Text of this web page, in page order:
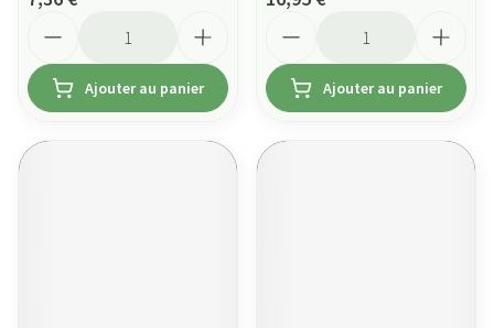
Ajouter au panier Ajouter au panier